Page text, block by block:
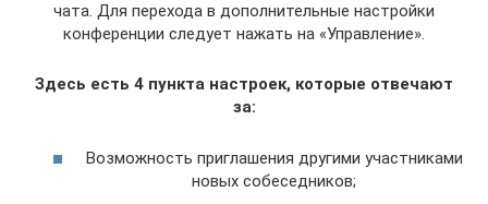
чата. Для перехода в дополнительные настройки
конференции следует нажать на «Управление».
Здесь есть 4 пункта настроек, которые отвечают
за:
Возможность приглашения другими участниками
новых собеседников;